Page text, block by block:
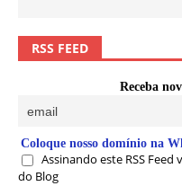
RSS FEED
Receba
Coloque nosso domínio na
Assinando este RSS
do Blog